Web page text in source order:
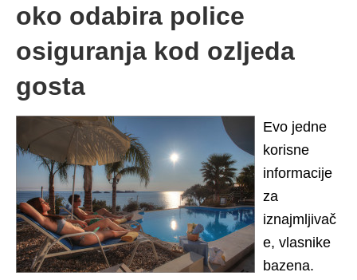
oko odabira police
osiguranja kod ozljeda
gosta
Evo jedne
korisne
informacije
za
iznajmljivač
e, vlasnike
bazena.